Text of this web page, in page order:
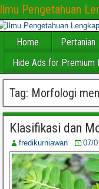
Ilmu Pengetahuan
Home Pertanian
Hide Ads for Premium
Tag: Morfologi
Klasifikasi dan
fredikurniawan 07/